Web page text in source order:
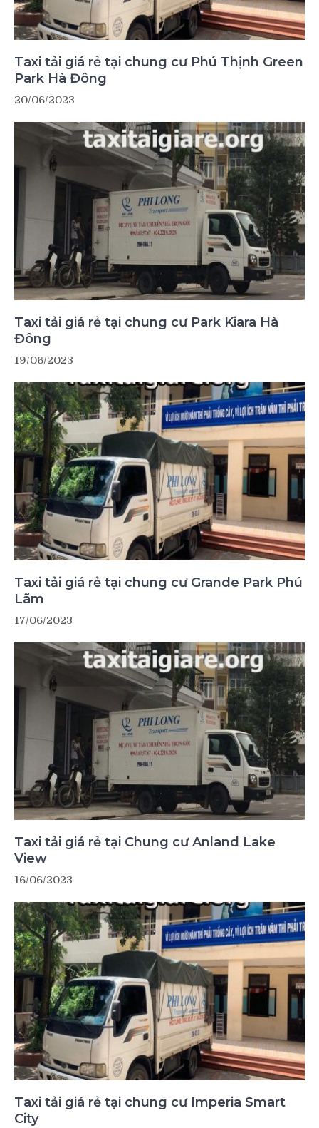
Taxi tải giá rẻ tại chung cư Phú Thịnh Green
Park Hà Đông
20/06/2023
Taxi tải giá rẻ tại chung cư Park Kiara Hà
Đông
19/06/2023
Taxi tải giá rẻ tại chung cư Grande Park Phú
Lãm
17/06/2023
Taxi tải giá rẻ tại Chung cư Anland Lake
View
16/06/2023
Taxi tải giá rẻ tại chung cư Imperia Smart
City